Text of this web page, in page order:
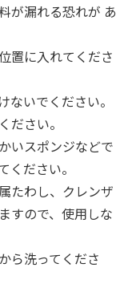
が漏れる恐れが あ
置に入れてくださ
ないでください。
ださい。
いスポンジなどで
ださい。
たわし、クレンザ
すので、使用しな
ら洗ってくださ